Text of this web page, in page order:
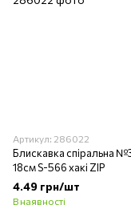
Артикул: 286022
Блискавка спіральна
18см S-566 хакі ZIP
4.49 грн/шт
В наявності